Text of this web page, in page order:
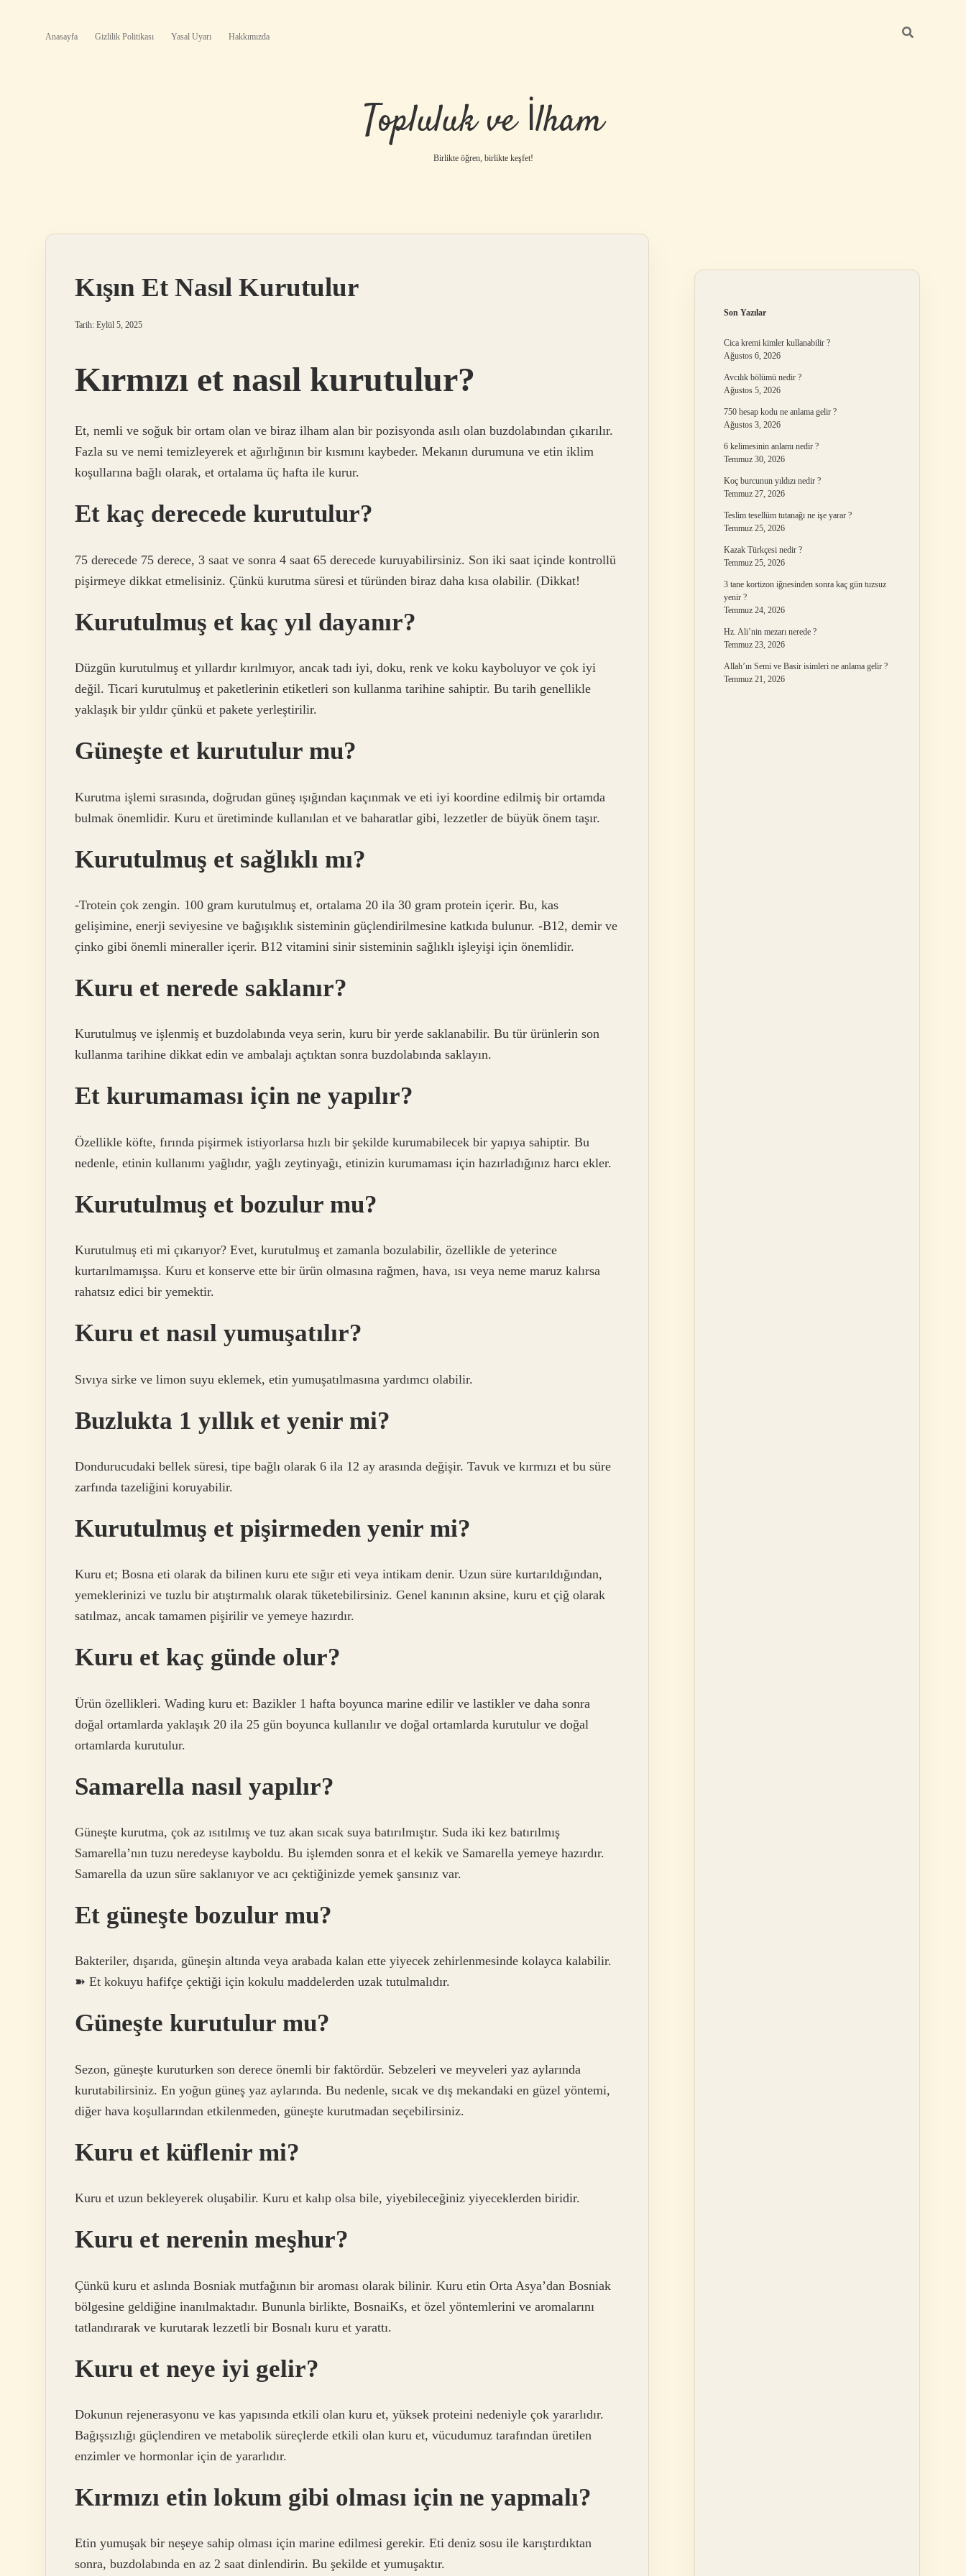
Anasayfa Gizlilik Politikası Yasal Uyarı Hakkımızda
Topluluk ve İlham
Birlikte öğren, birlikte keşfet!
Kışın Et Nasıl Kurutulur
Tarih: Eylül 5, 2025
Kırmızı et nasıl kurutulur?
Et, nemli ve soğuk bir ortam olan ve biraz ilham alan bir pozisyonda asılı olan buzdolabından çıkarılır.
Fazla su ve nemi temizleyerek et ağırlığının bir kısmını kaybeder. Mekanın durumuna ve etin iklim
koşullarına bağlı olarak, et ortalama üç hafta ile kurur.
Et kaç derecede kurutulur?
75 derecede 75 derece, 3 saat ve sonra 4 saat 65 derecede kuruyabilirsiniz. Son iki saat içinde kontrollü
pişirmeye dikkat etmelisiniz. Çünkü kurutma süresi et türünden biraz daha kısa olabilir. (Dikkat!
Kurutulmuş et kaç yıl dayanır?
Düzgün kurutulmuş et yıllardır kırılmıyor, ancak tadı iyi, doku, renk ve koku kayboluyor ve çok iyi
değil. Ticari kurutulmuş et paketlerinin etiketleri son kullanma tarihine sahiptir. Bu tarih genellikle
yaklaşık bir yıldır çünkü et pakete yerleştirilir.
Güneşte et kurutulur mu?
Kurutma işlemi sırasında, doğrudan güneş ışığından kaçınmak ve eti iyi koordine edilmiş bir ortamda
bulmak önemlidir. Kuru et üretiminde kullanılan et ve baharatlar gibi, lezzetler de büyük önem taşır.
Kurutulmuş et sağlıklı mı?
-Trotein çok zengin. 100 gram kurutulmuş et, ortalama 20 ila 30 gram protein içerir. Bu, kas
gelişimine, enerji seviyesine ve bağışıklık sisteminin güçlendirilmesine katkıda bulunur. -B12, demir ve
çinko gibi önemli mineraller içerir. B12 vitamini sinir sisteminin sağlıklı işleyişi için önemlidir.
Kuru et nerede saklanır?
Kurutulmuş ve işlenmiş et buzdolabında veya serin, kuru bir yerde saklanabilir. Bu tür ürünlerin son
kullanma tarihine dikkat edin ve ambalajı açtıktan sonra buzdolabında saklayın.
Et kurumaması için ne yapılır?
Özellikle köfte, fırında pişirmek istiyorlarsa hızlı bir şekilde kurumabilecek bir yapıya sahiptir. Bu
nedenle, etinin kullanımı yağlıdır, yağlı zeytinyağı, etinizin kurumaması için hazırladığınız harcı ekler.
Kurutulmuş et bozulur mu?
Kurutulmuş eti mi çıkarıyor? Evet, kurutulmuş et zamanla bozulabilir, özellikle de yeterince
kurtarılmamışsa. Kuru et konserve ette bir ürün olmasına rağmen, hava, ısı veya neme maruz kalırsa
rahatsız edici bir yemektir.
Kuru et nasıl yumuşatılır?
Sıvıya sirke ve limon suyu eklemek, etin yumuşatılmasına yardımcı olabilir.
Buzlukta 1 yıllık et yenir mi?
Dondurucudaki bellek süresi, tipe bağlı olarak 6 ila 12 ay arasında değişir. Tavuk ve kırmızı et bu süre
zarfında tazeliğini koruyabilir.
Kurutulmuş et pişirmeden yenir mi?
Kuru et; Bosna eti olarak da bilinen kuru ete sığır eti veya intikam denir. Uzun süre kurtarıldığından,
yemeklerinizi ve tuzlu bir atıştırmalık olarak tüketebilirsiniz. Genel kanının aksine, kuru et çiğ olarak
satılmaz, ancak tamamen pişirilir ve yemeye hazırdır.
Kuru et kaç günde olur?
Ürün özellikleri. Wading kuru et: Bazikler 1 hafta boyunca marine edilir ve lastikler ve daha sonra
doğal ortamlarda yaklaşık 20 ila 25 gün boyunca kullanılır ve doğal ortamlarda kurutulur ve doğal
ortamlarda kurutulur.
Samarella nasıl yapılır?
Güneşte kurutma, çok az ısıtılmış ve tuz akan sıcak suya batırılmıştır. Suda iki kez batırılmış
Samarella’nın tuzu neredeyse kayboldu. Bu işlemden sonra et el kekik ve Samarella yemeye hazırdır.
Samarella da uzun süre saklanıyor ve acı çektiğinizde yemek şansınız var.
Et güneşte bozulur mu?
Bakteriler, dışarıda, güneşin altında veya arabada kalan ette yiyecek zehirlenmesinde kolayca kalabilir.
➽ Et kokuyu hafifçe çektiği için kokulu maddelerden uzak tutulmalıdır.
Güneşte kurutulur mu?
Sezon, güneşte kuruturken son derece önemli bir faktördür. Sebzeleri ve meyveleri yaz aylarında
kurutabilirsiniz. En yoğun güneş yaz aylarında. Bu nedenle, sıcak ve dış mekandaki en güzel yöntemi,
diğer hava koşullarından etkilenmeden, güneşte kurutmadan seçebilirsiniz.
Kuru et küflenir mi?
Kuru et uzun bekleyerek oluşabilir. Kuru et kalıp olsa bile, yiyebileceğiniz yiyeceklerden biridir.
Kuru et nerenin meşhur?
Çünkü kuru et aslında Bosniak mutfağının bir aroması olarak bilinir. Kuru etin Orta Asya’dan Bosniak
bölgesine geldiğine inanılmaktadır. Bununla birlikte, BosnaiKs, et özel yöntemlerini ve aromalarını
tatlandırarak ve kurutarak lezzetli bir Bosnalı kuru et yarattı.
Kuru et neye iyi gelir?
Dokunun rejenerasyonu ve kas yapısında etkili olan kuru et, yüksek proteini nedeniyle çok yararlıdır.
Bağışsızlığı güçlendiren ve metabolik süreçlerde etkili olan kuru et, vücudumuz tarafından üretilen
enzimler ve hormonlar için de yararlıdır.
Kırmızı etin lokum gibi olması için ne yapmalı?
Etin yumuşak bir neşeye sahip olması için marine edilmesi gerekir. Eti deniz sosu ile karıştırdıktan
sonra, buzdolabında en az 2 saat dinlendirin. Bu şekilde et yumuşaktır.
Son Yazılar
Cica kremi kimler kullanabilir ?
Ağustos 6, 2026
Avcılık bölümü nedir ?
Ağustos 5, 2026
750 hesap kodu ne anlama gelir ?
Ağustos 3, 2026
6 kelimesinin anlamı nedir ?
Temmuz 30, 2026
Koç burcunun yıldızı nedir ?
Temmuz 27, 2026
Teslim tesellüm tutanağı ne işe yarar ?
Temmuz 25, 2026
Kazak Türkçesi nedir ?
Temmuz 25, 2026
3 tane kortizon iğnesinden sonra kaç gün tuzsuz
yenir ?
Temmuz 24, 2026
Hz. Ali’nin mezarı nerede ?
Temmuz 23, 2026
Allah’ın Semi ve Basir isimleri ne anlama gelir ?
Temmuz 21, 2026